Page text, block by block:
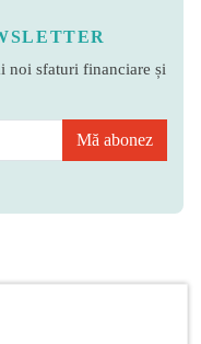
noi sfaturi financiare și
Mă abonez